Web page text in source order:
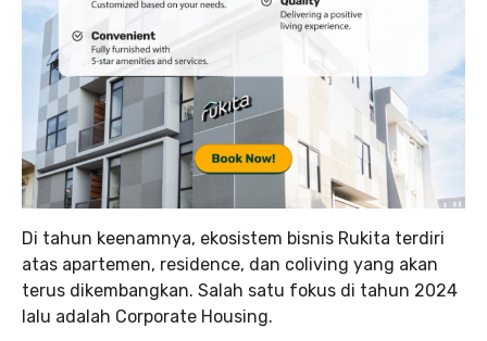
Di tahun keenamnya, ekosistem bisnis Rukita terdiri
atas apartemen, residence, dan coliving yang akan
terus dikembangkan. Salah satu fokus di tahun 2024
lalu adalah Corporate Housing.